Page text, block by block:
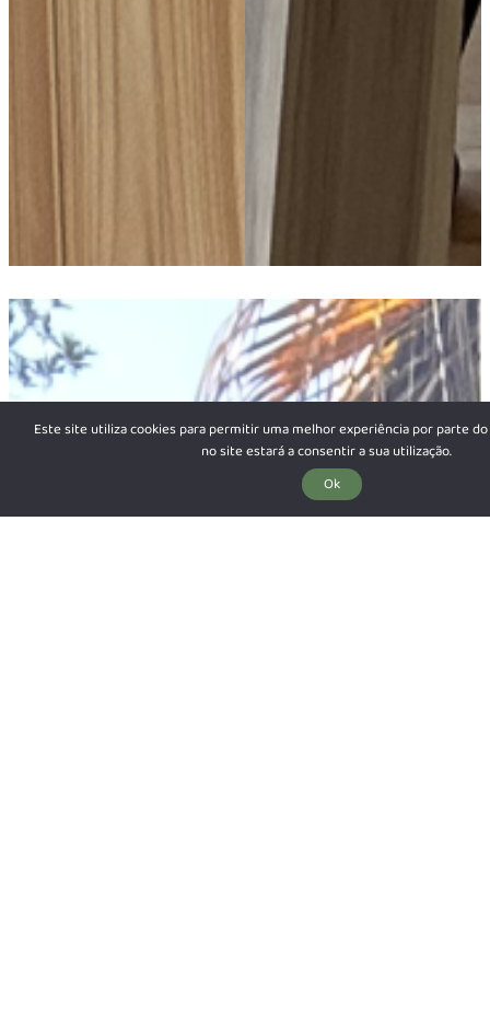
Este site utiliza cookies para permitir uma melhor experiência por parte
no site estará a consentir a sua utilização.
Ok